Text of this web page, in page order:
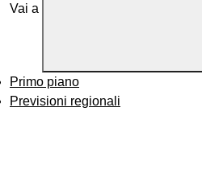
Vai a
Primo piano
Previsioni regionali